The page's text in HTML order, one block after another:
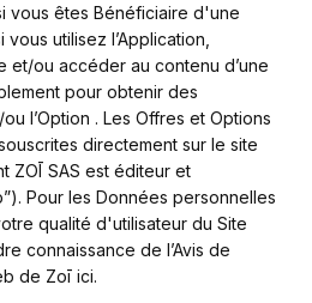
vous êtes Bénéficiaire d'une
utilisez l’Application,
et/ou accéder au contenu d’une
pour obtenir des
l’Option . Les Offres et Options
directement sur le site
ZOĪ SAS est éditeur et
Pour les Données personnelles
qualité d'utilisateur du Site
connaissance de l’Avis de
de Zoī ici.